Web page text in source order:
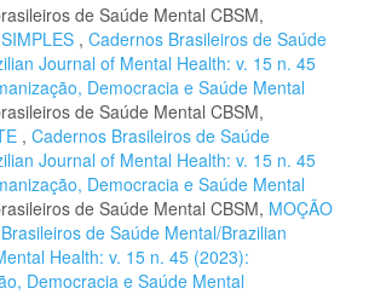
de Saúde Mental CBSM,
, Cadernos Brasileiros de Saúde
Journal of Mental Health: v. 15 n. 45
Democracia e Saúde Mental
de Saúde Mental CBSM,
, Cadernos Brasileiros de Saúde
Journal of Mental Health: v. 15 n. 45
Democracia e Saúde Mental
de Saúde Mental CBSM, MOÇÃO
de Saúde Mental/Brazilian
Health: v. 15 n. 45 (2023):
Democracia e Saúde Mental